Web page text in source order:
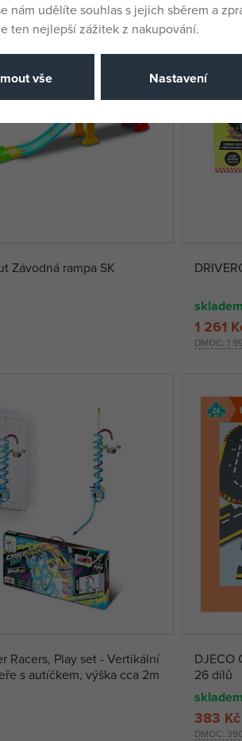
Závodná rampa SK
skladem
DMOC: 1
1 261
Racers, Play set - Vertikální
s autíčkem, výška cca 2m
DJECO
26 dílů
skladem
DMOC:
383 Kč
nám udělíte souhlas s jejich sběrem a
ten nejlepší zážitek z nakupování.
vše Nastavení